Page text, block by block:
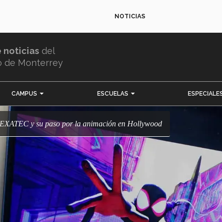
NOTICIAS
noticias del
de Monterrey
CAMPUS ESCUELAS
y su paso por la animación en Hollywood